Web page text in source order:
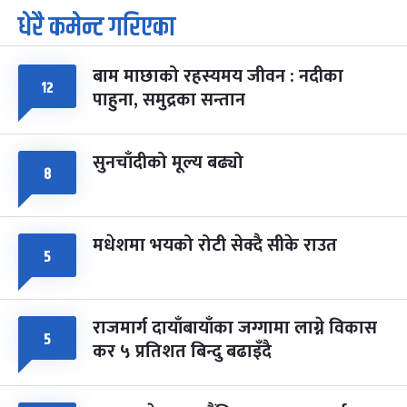
७ पूर्णिमा व्रत
चैत्र ७, २०८३-Mar 21, 2027
८
सोम
फागुपूर्णिमा
चैत्र ८, २०८३-Mar 22, 2027
७ महिना बाँकी
धेरै कमेन्ट गरिएका
१२ बाम माछाको रहस्यमय जीवन : नदीका
पाहुना, समुद्रका सन्तान
८ सुनचाँदीको मूल्य बढ्यो
५ मधेशमा भयको रोटी सेक्दै सीके राउत
५ राजमार्ग दायाँबायाँका जग्गामा लाग्ने विकास
कर ५ प्रतिशत बिन्दु बढाइँदै